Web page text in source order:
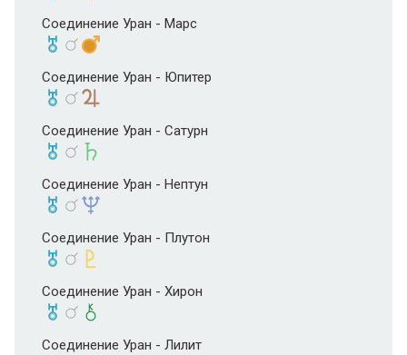
Соединение Уран - Марс
Соединение Уран - Юпитер
Соединение Уран - Сатурн
Соединение Уран - Нептун
Соединение Уран - Плутон
Соединение Уран - Хирон
Соединение Уран - Лилит